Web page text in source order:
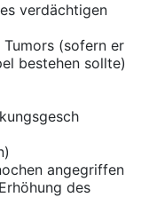
verdächtigen
(sofern er
bestehen sollte)
angegriffen
des